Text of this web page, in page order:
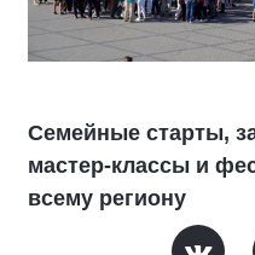
Семейные старты,
мастер-классы и
всему региону